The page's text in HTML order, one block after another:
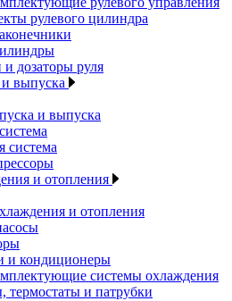
рулевого цилиндра
и дозаторы руля
выпуска
и выпуска
система
и отопления
и отопления
и кондиционеры
системы охлаждения
термостаты и патрубки